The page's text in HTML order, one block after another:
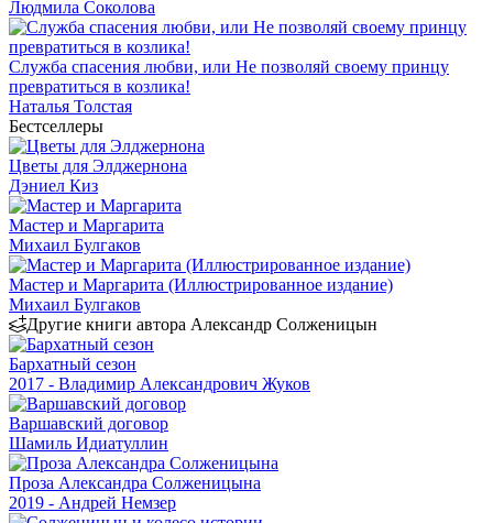
Людмила Соколова
Служба спасения любви, или Не позволяй своему принцу
превратиться в козлика!
Наталья Толстая
Бестселлеры
Цветы для Элджернона
Дэниел Киз
Мастер и Маргарита
Михаил Булгаков
Мастер и Маргарита (Иллюстрированное издание)
Михаил Булгаков
Другие книги автора Александр Солженицын
Бархатный сезон
2017 - Владимир Александрович Жуков
Варшавский договор
Шамиль Идиатуллин
Проза Александра Солженицына
2019 - Андрей Немзер